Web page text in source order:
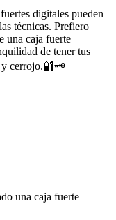
digitales pueden
técnicas. Prefiero
una caja fuerte
de tener tus
y cerrojo.🔐🗝️
una caja fuerte